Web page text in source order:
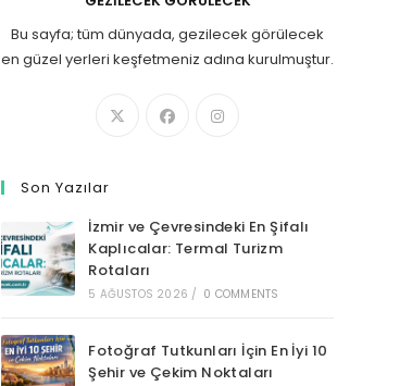
Bu sayfa; tüm dünyada, gezilecek görülecek
en güzel yerleri keşfetmeniz adına kurulmuştur.
Son Yazılar
İzmir ve Çevresindeki En Şifalı
Kaplıcalar: Termal Turizm
Rotaları
5 AĞUSTOS 2026 / 0 COMMENTS
Fotoğraf Tutkunları İçin En İyi 10
Şehir ve Çekim Noktaları